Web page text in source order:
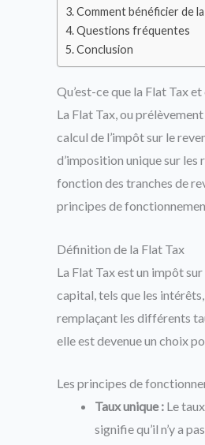
Comment bénéficier de
Questions fréquentes
Conclusion
Qu’est-ce que la Flat Tax
La Flat Tax, ou
calcul de l’impôt sur le
d’imposition unique sur
fonction des tranches de
principes de
Définition de la Flat Tax
La Flat Tax est un impôt
capital, tels que les
remplaçant les différents
elle est devenue un choix
Les principes de
Taux unique :Le
signifie qu’il n’y a